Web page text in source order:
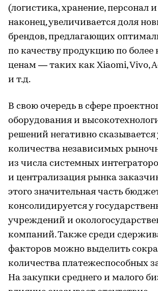
(логистика, хранение, персонал и
наконец, увеличивается доля
брендов, предлагающих
по качеству продукцию по
ценам — таких как Xiaomi, Vivo,
и т.д.
В свою очередь в сфере
оборудования и
решений негативно
количества независимых
из числа системных
и централизация рынка
этого значительная часть
консолидируется у
учреждений и
компаний. Также среди
факторов можно выделить
количества платежеспособных
На закупки среднего и малого